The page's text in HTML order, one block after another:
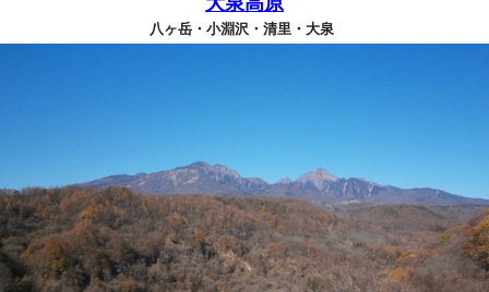
八ヶ岳・小淵沢・清里・大泉